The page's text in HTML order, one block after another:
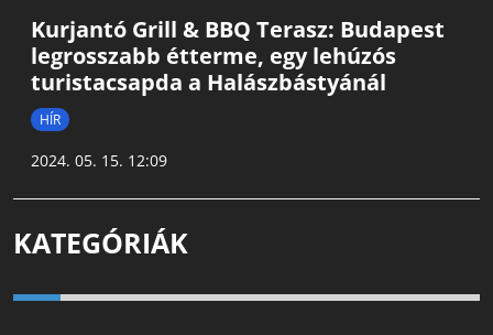
Kurjantó Grill & BBQ Terasz: Budapest
legrosszabb étterme, egy lehúzós
turistacsapda a Halászbástyánál
HÍR
2024. 05. 15. 12:09
KATEGÓRIÁK